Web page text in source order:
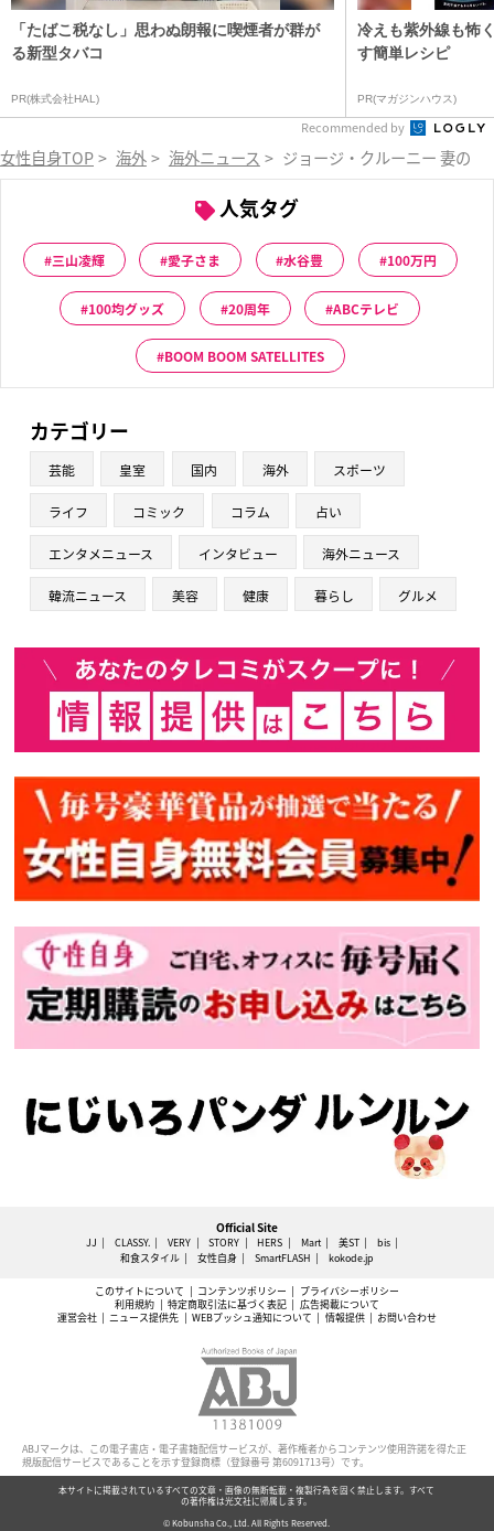
「たばこ税なし」思わぬ朗報に喫煙者が群が
る新型タバコ
PR(株式会社HAL)
冷えも紫外線も怖
す簡単レシピ
PR(マガジンハウス)
Recommended by
女性自身TOP > 海外 > 海外ニュース > ジョージ・クルーニー 妻の
人気タグ
三山凌輝 愛子さま 水谷豊 100万円
100均グッズ 20周年 ABCテレビ
BOOM BOOM SATELLITES
カテゴリー
芸能 皇室 国内 海外 スポーツ
ライフ コミック コラム 占い
エンタメニュース インタビュー 海外ニュース
韓流ニュース 美容 健康 暮らし グルメ
Official Site
JJ CLASSY. VERY STORY HERS Mart 美ST
bis
和食スタイル
女性自身 SmartFLASH kokode.jp
このサイトについて コンテンツポリシー
プライバシーポリシー
利用規約
特定商取引法に基づく表記
広告掲載について
運営会社
ニュース提供先 WEBプッシュ通知について 情報提供 お問い合わせ
ABJマークは、この電子書店・電子書籍配信サービスが、著作権者からコンテンツ使用許諾を得た正
規版配信サービスであることを示す登録商標（登録番号 第6091713号）です。
本サイトに掲載されているすべての文章・画像の無断転載・複製行為を固く禁止します。すべて
の著作権は光文社に帰属します。
© Kobunsha Co., Ltd. All Rights Reserved.